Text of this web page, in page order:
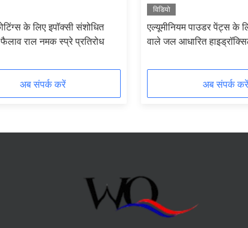
के लिए इपॉक्सी संशोधित
राल नमक स्प्रे प्रतिरोध
अब संपर्क करें
विडियो
एल्यूमीनियम पाउडर पेंट्स के
वाले जल आधारित
अब संपर्क करें